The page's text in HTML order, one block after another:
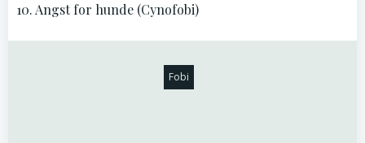
10. Angst for hunde (Cynofobi)
Fobi